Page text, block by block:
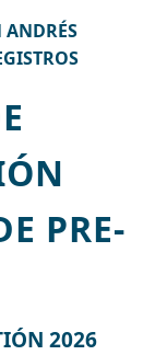
PRE-
2026